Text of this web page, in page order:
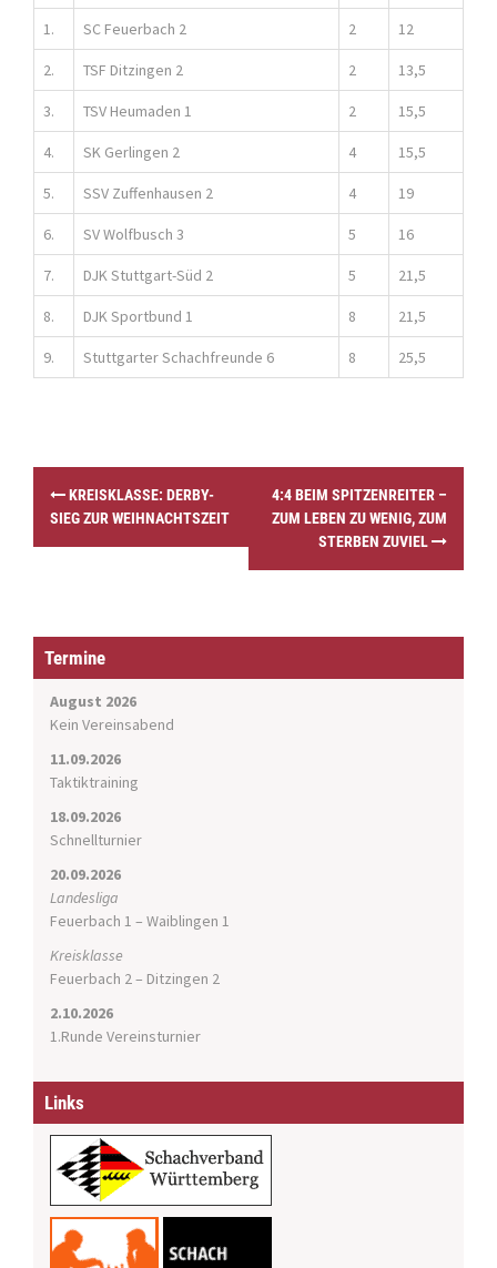
1. SC Feuerbach 2 2 12
2. TSF Ditzingen 2 2 13,5
3. TSV Heumaden 1 2 15,5
4. SK Gerlingen 2 4 15,5
5. SSV Zuffenhausen 2 4 19
6. SV Wolfbusch 3 5 16
7. DJK Stuttgart-Süd 2 5 21,5
8. DJK Sportbund 1 8 21,5
9. Stuttgarter Schachfreunde 6 8 25,5
t
g
KREISKLASSE: DERBY-
SIEG ZUR WEIHNACHTSZEIT
4:4 BEIM SPITZENREITER –
ZUM LEBEN ZU WENIG, ZUM
STERBEN ZUVIEL
Termine
August 2026
Kein Vereinsabend
11.09.2026
Taktiktraining
18.09.2026
Schnellturnier
20.09.2026
Landesliga
Feuerbach 1 – Waiblingen 1
Kreisklasse
Feuerbach 2 – Ditzingen 2
2.10.2026
1.Runde Vereinsturnier
Links